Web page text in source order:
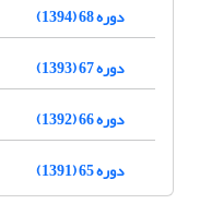
دوره 68 (1394)
دوره 67 (1393)
دوره 66 (1392)
دوره 65 (1391)